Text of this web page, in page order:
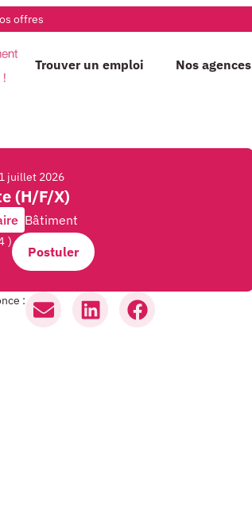
offres
Trouver un emploi Nos agences
juillet 2026
(H/F/X)
Bâtiment
)
Postuler
: